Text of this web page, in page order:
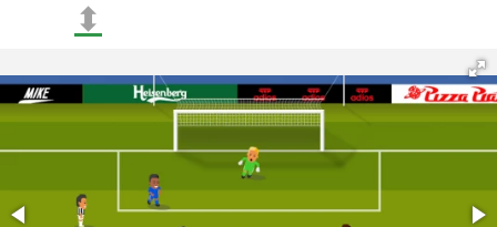
Android 5.1 desteği.
Yaklaşan Değişiklikler
10.0+ sürümüne geçiş.
Takımlar ve oyuncular hakkında daha fazla güncel veri.
Daha fazla sürükleyicilik için yeni görsel öğeler.
⬍